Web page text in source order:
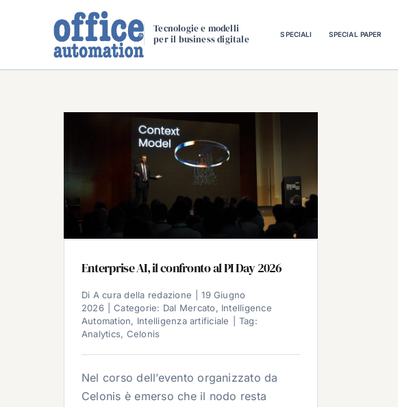
Tecnologie e modelli
per il business digitale
SPECIALI SPECIAL PAPER
Enterprise AI, il confronto al PI Day 2026
Di A cura della redazione
19 Giugno
2026
Categorie: Dal Mercato, Intelligence
Automation, Intelligenza artificiale
Tag:
Analytics, Celonis
Nel corso dell’evento organizzato da
Celonis è emerso che il nodo resta